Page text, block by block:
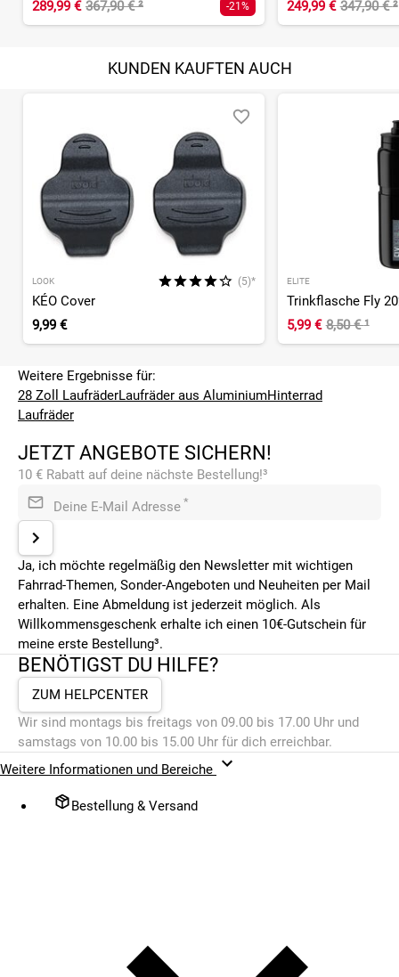
289,99 € 367,90 €² -21% 249,99 € 347,90 €²
KUNDEN KAUFTEN AUCH
LOOK (5)*
KÉO Cover
9,99 €
ELITE
Trinkflasche Fly
5,99 € 8,50 €¹
Weitere Ergebnisse für:
28 Zoll LaufräderLaufräder aus AluminiumHinterrad
Laufräder
JETZT ANGEBOTE SICHERN!
10 € Rabatt auf deine nächste Bestellung!³
Deine E-Mail Adresse *
Ja, ich möchte regelmäßig den Newsletter mit wichtigen
Fahrrad-Themen, Sonder-Angeboten und Neuheiten per Mail
erhalten. Eine Abmeldung ist jederzeit möglich. Als
Willkommensgeschenk erhalte ich einen 10€-Gutschein für
meine erste Bestellung³.
BENÖTIGST DU HILFE?
ZUM HELPCENTER
Wir sind montags bis freitags von 09.00 bis 17.00 Uhr und
samstags von 10.00 bis 15.00 Uhr für dich erreichbar.
Weitere Informationen und Bereiche
Bestellung & Versand